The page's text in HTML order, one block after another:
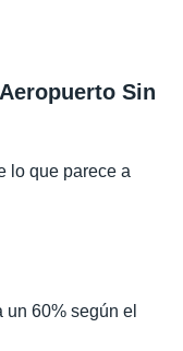
Sin
lo que parece a
60% según el